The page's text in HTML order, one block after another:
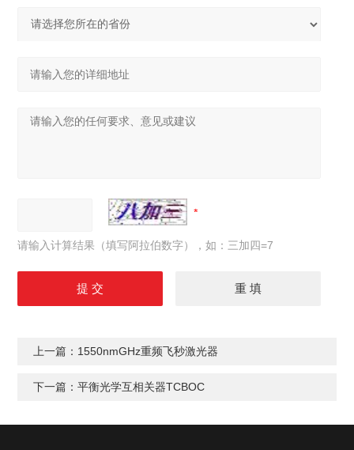
请输入计算结果（填写阿拉伯数字），如：三加四=7
上一篇： 1550nmGHz重频飞秒激光器
下一篇：平衡光学互相关器TCBOC